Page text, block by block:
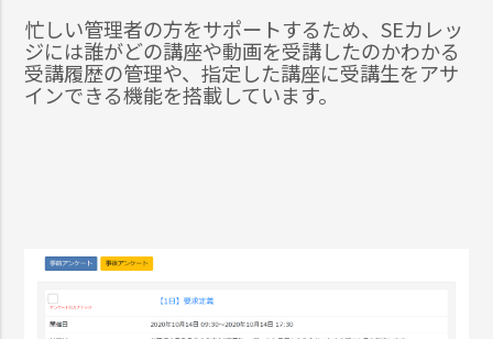
忙しい管理者の方をサポートするため、SEカレッ
ジには誰がどの講座や動画を受講したのかわかる
受講履歴の管理や、指定した講座に受講生をアサ
インできる機能を搭載しています。